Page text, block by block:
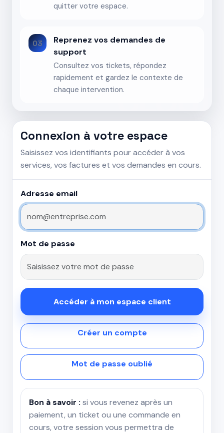
quitter votre espace.
03
Reprenez vos demandes de
support
Consultez vos tickets, répondez
rapidement et gardez le contexte de
chaque intervention.
Connexion à votre espace
Saisissez vos identifiants pour accéder à vos
services, vos factures et vos demandes en cours.
Adresse email
Mot de passe
Accéder à mon espace client
Créer un compte
Mot de passe oublié
Bon à savoir : si vous revenez après un
paiement, un ticket ou une commande en
cours, votre session vous permettra de